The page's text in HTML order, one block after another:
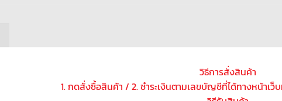
วิธีการสั่งสินค้า
1. กดสั่งซื้อสินค้า / 2. ชำระเงินตามเลขบัญชีที่ได้ทางหน้าเว็